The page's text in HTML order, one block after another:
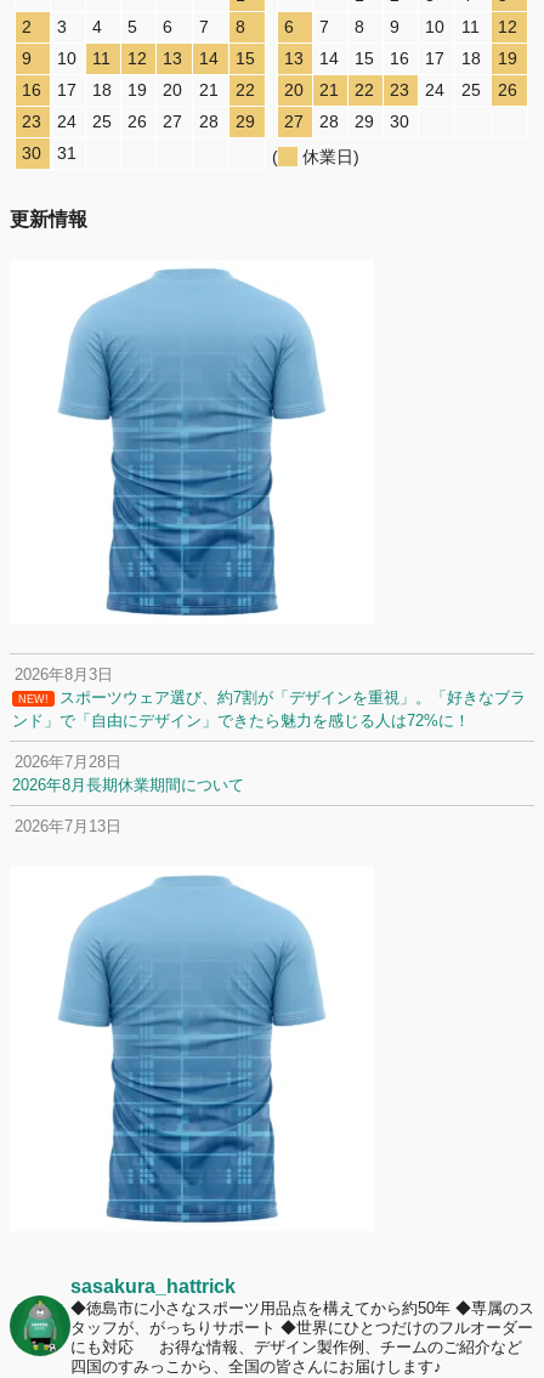
2
3 4 5 6 7
8
9
10 11 12 13 14
15
16
17 18 19 20 21
22
23
24 25 26 27 28
29
30
31
6
7 8 9 10 11
12
13
14 15 16 17 18
19
20
21 22 23 24 25
26
27
28 29
30
(
休業日)
更新情報
2026年8月3日
NEW!
スポーツウェア選び、約7割が「デザインを重視」。「好きなブラ
ンド」で「自由にデザイン」できたら魅力を感じる人は72%に！
2026年7月28日
2026年8月長期休業期間について
2026年7月13日
名前入りユニフォームで子どもの自信が「プラスになった」と感じた保
護者は約67%！「やや高いと感じたが納得して購入した」と価値を実感
する声も32.7%に！
2026年6月15日
応援ユニフォーム、約53％が「会場に一体感があってよい」と回答。チ
ームへの愛情が伝わる応援スタイルとは？
sasakura_hattrick
◆徳島市に小さなスポーツ用品点を構えてから約50年 ◆専属のス
タッフが、がっちりサポート ◆世界にひとつだけのフルオーダー
にも対応
お得な情報、デザイン製作例、チームのご紹介など
四国のすみっこから、全国の皆さんにお届けします♪